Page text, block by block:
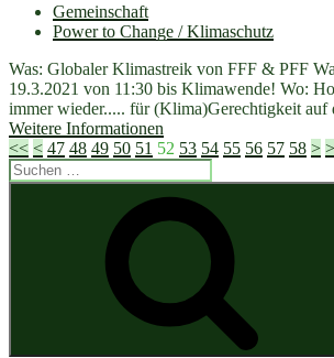
Gemeinschaft
Power to Change / Klimaschutz
Was: Globaler Klimastreik von FFF & PFF
19.3.2021 von 11:30 bis Klimawende! Wo:
immer wieder..... für (Klima)Gerechtigkeit auf
Weitere Informationen
<< < 47 48 49 50 51 52 53 54 55 56 57 58 >
Suchen
nach: